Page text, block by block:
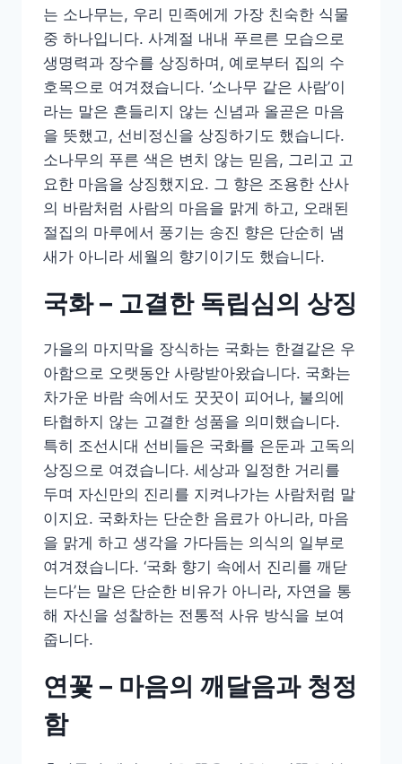
는 소나무는, 우리 민족에게 가장 친숙한 식물
중 하나입니다. 사계절 내내 푸르른 모습으로
생명력과 장수를 상징하며, 예로부터 집의 수
호목으로 여겨졌습니다. ‘소나무 같은 사람’이
라는 말은 흔들리지 않는 신념과 올곧은 마음
을 뜻했고, 선비정신을 상징하기도 했습니다.
소나무의 푸른 색은 변치 않는 믿음, 그리고 고
요한 마음을 상징했지요. 그 향은 조용한 산사
의 바람처럼 사람의 마음을 맑게 하고, 오래된
절집의 마루에서 풍기는 송진 향은 단순히 냄
새가 아니라 세월의 향기이기도 했습니다.
국화 – 고결한 독립심의 상징
가을의 마지막을 장식하는 국화는 한결같은 우
아함으로 오랫동안 사랑받아왔습니다. 국화는
차가운 바람 속에서도 꿋꿋이 피어나, 불의에
타협하지 않는 고결한 성품을 의미했습니다.
특히 조선시대 선비들은 국화를 은둔과 고독의
상징으로 여겼습니다. 세상과 일정한 거리를
두며 자신만의 진리를 지켜나가는 사람처럼 말
이지요. 국화차는 단순한 음료가 아니라, 마음
을 맑게 하고 생각을 가다듬는 의식의 일부로
여겨졌습니다. ‘국화 향기 속에서 진리를 깨닫
는다’는 말은 단순한 비유가 아니라, 자연을 통
해 자신을 성찰하는 전통적 사유 방식을 보여
줍니다.
연꽃 – 마음의 깨달음과 청정
함